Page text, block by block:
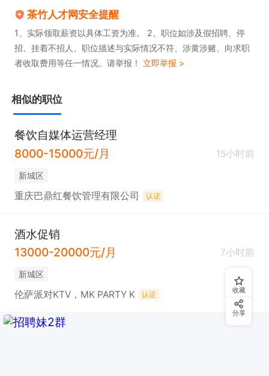
茶竹人才网安全提醒
1、实际领取薪资以具体工资为准。 2、职位如涉及假招聘、停
招、挂着不招人、职位描述与实际情况不符、涉黄涉赌、向求职
者收取费用等任一情况。请举报！ 立即举报 >
相似的职位
餐饮自媒体运营经理
8000-15000元/月
15小时前
新城区
重庆巴鼎红餐饮管理有限公司 认证
酒水促销
13000-20000元/月
7小时前
新城区
伦萨派对KTV，MK PARTY K 认证 收藏
分享